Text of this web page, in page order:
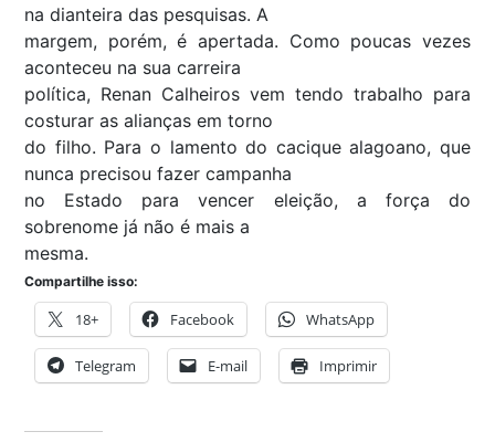
na dianteira das pesquisas. A
margem, porém, é apertada. Como poucas vezes
aconteceu na sua carreira
política, Renan Calheiros vem tendo trabalho para
costurar as alianças em torno
do filho. Para o lamento do cacique alagoano, que
nunca precisou fazer campanha
no Estado para vencer eleição, a força do
sobrenome já não é mais a
mesma.
Compartilhe isso:
18+ Facebook WhatsApp
Telegram E-mail Imprimir